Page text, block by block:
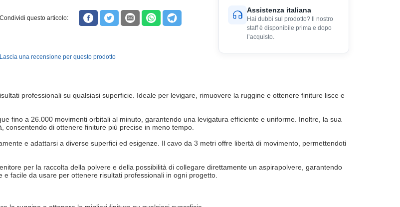
Condividi questo articolo:
Lascia una recensione per questo prodotto
Assistenza italiana
Hai dubbi sul prodotto? Il nostro
staff è disponibile prima e dopo
l’acquisto.
professionali su qualsiasi superficie. Ideale per levigare, rimuovere la ruggine e ottenere finiture lisce e
fino a 26.000 movimenti orbitali al minuto, garantendo una levigatura efficiente e uniforme. Inoltre, la sua
di ottenere finiture più precise in meno tempo.
e adattarsi a diverse superfici ed esigenze. Il cavo da 3 metri offre libertà di movimento, permettendoti
per la raccolta della polvere e della possibilità di collegare direttamente un aspirapolvere, garantendo
facile da usare per ottenere risultati professionali in ogni progetto.